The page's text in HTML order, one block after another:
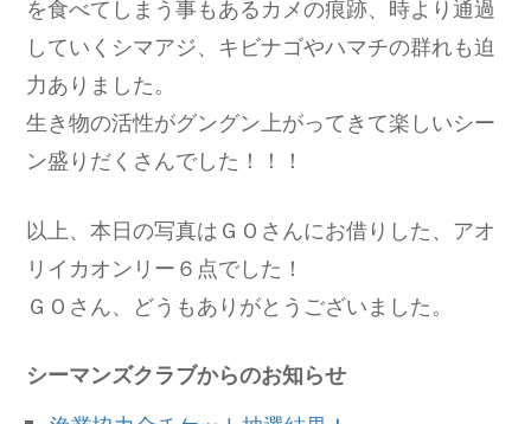
を食べてしまう事もあるカメの痕跡、時より通過
していくシマアジ、キビナゴやハマチの群れも迫
力ありました。
生き物の活性がグングン上がってきて楽しいシー
ン盛りだくさんでした！！！
以上、本日の写真はＧＯさんにお借りした、アオ
リイカオンリー６点でした！
ＧＯさん、どうもありがとうございました。
シーマンズクラブからのお知らせ